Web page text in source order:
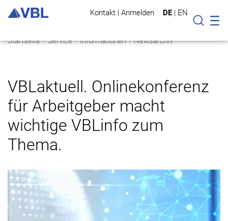
Kontakt | Anmelden DE | EN
Suche
Startseite Service Informationen Newsarchiv
VBLaktuell. Onlinekonferenz
für Arbeitgeber macht
wichtige VBLinfo zum
Thema.